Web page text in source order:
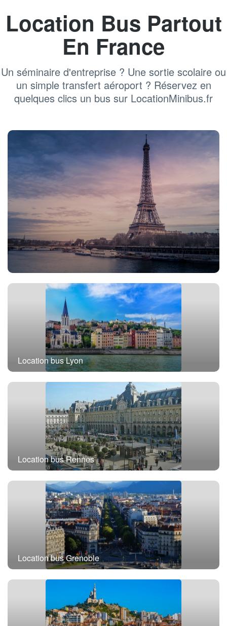
Location Bus Partout
En France
Un séminaire d'entreprise ? Une sortie scolaire ou
un simple transfert aéroport ? Réservez en
quelques clics un bus sur LocationMinibus.fr
Location bus Paris
Location bus Lyon
Location bus Rennes
Location bus Grenoble